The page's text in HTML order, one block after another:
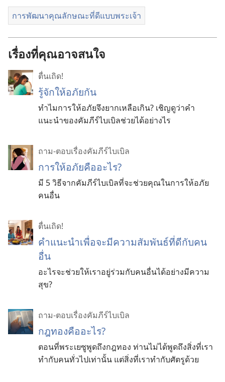
การพัฒนาคุณลักษณะที่ดีแบบพระเจ้า
เรื่องที่คุณอาจสนใจ
ตื่นเถิด!
รู้จักให้อภัยกัน
ทำไมการให้อภัยจึงยากเหลือเกิน? เชิญดูว่าคำ
แนะนำของคัมภีร์ไบเบิลช่วยได้อย่างไร
ถาม-ตอบเรื่องคัมภีร์ไบเบิล
การให้อภัยคืออะไร?
มี 5 วิธีจากคัมภีร์ไบเบิลที่จะช่วยคุณในการให้อภัย
คนอื่น
ตื่นเถิด!
คำแนะนำเพื่อจะมีความสัมพันธ์ที่ดีกับคน
อื่น
อะไรจะช่วยให้เราอยู่ร่วมกับคนอื่นได้อย่างมีความ
สุข?
ถาม-ตอบเรื่องคัมภีร์ไบเบิล
กฎทองคืออะไร?
ตอนที่พระเยซูพูดถึงกฎทอง ท่านไม่ได้พูดถึงสิ่งที่เรา
ทำกับคนทั่วไปเท่านั้น แต่สิ่งที่เราทำกับศัตรูด้วย